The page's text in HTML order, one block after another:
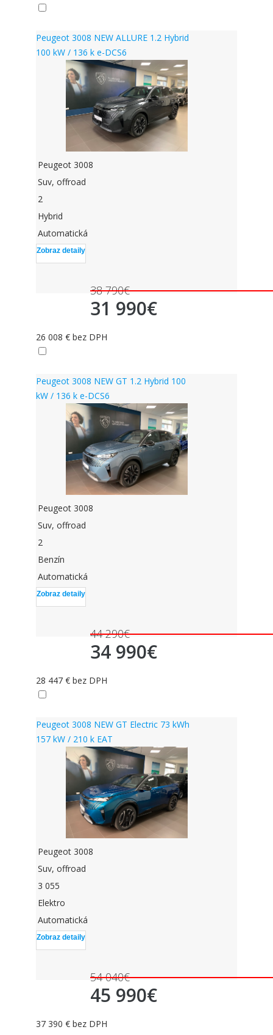
Peugeot 3008 NEW ALLURE 1.2 Hybrid
100 kW / 136 k e-DCS6
Peugeot 3008
Suv, offroad
2
Hybrid
Automatická
Zobraz detaily
38 790€
31 990€
26 008 € bez DPH
Peugeot 3008 NEW GT 1.2 Hybrid 100
kW / 136 k e-DCS6
Peugeot 3008
Suv, offroad
2
Benzín
Automatická
Zobraz detaily
44 290€
34 990€
28 447 € bez DPH
Peugeot 3008 NEW GT Electric 73 kWh
157 kW / 210 k EAT
Peugeot 3008
Suv, offroad
3 055
Elektro
Automatická
Zobraz detaily
54 040€
45 990€
37 390 € bez DPH